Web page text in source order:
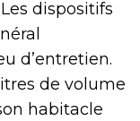
dispositifs
d’entretien.
de volume
habitacle